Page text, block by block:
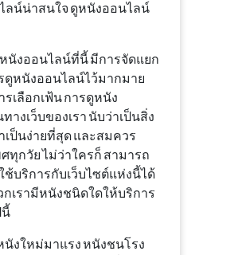
น์น่าสนใจ ดูหนังออนไลน์
นังออนไลน์ที่นี้ มีการจัดแยก
หนังออนไลน์ไว้มากมาย
รเลือกเฟ้น การดูหนัง
างเว็บของเรา นับว่าเป็นสิ่ง
เป็นง่ายที่สุด และสมควร
ทุกวัย ไม่ว่าใครก็ สามารถ
ช้บริการกับเว็บไซต์แห่งนี้ได้
เรามีหนังชนิดใดให้บริการ
นี้
นังใหม่มาแรง หนังชนโรง